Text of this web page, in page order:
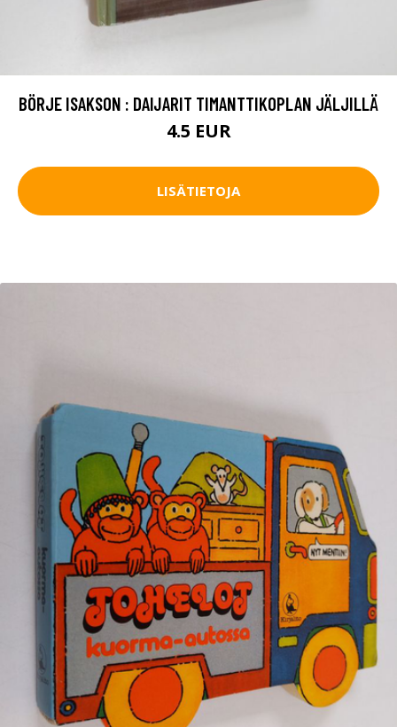
BÖRJE ISAKSON : DAIJARIT TIMANTTIKOPLAN JÄLJILLÄ
4.5 EUR
LISÄTIETOJA